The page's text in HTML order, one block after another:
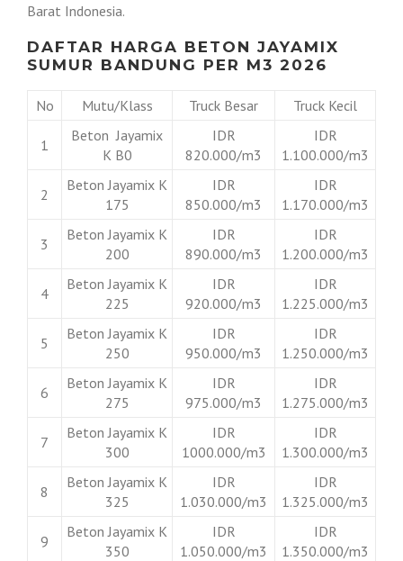
Barat Indonesia.
DAFTAR HARGA BETON JAYAMIX
SUMUR BANDUNG PER M3 2026
No Mutu/Klass Truck Besar Truck Kecil
1
Beton Jayamix
K B0
IDR
820.000/m3
IDR
1.100.000/m3
2
Beton Jayamix K
175
IDR
850.000/m3
IDR
1.170.000/m3
3
Beton Jayamix K
200
IDR
890.000/m3
IDR
1.200.000/m3
4
Beton Jayamix K
225
IDR
920.000/m3
IDR
1.225.000/m3
5
Beton Jayamix K
250
IDR
950.000/m3
IDR
1.250.000/m3
6
Beton Jayamix K
275
IDR
975.000/m3
IDR
1.275.000/m3
7
Beton Jayamix K
300
IDR
1000.000/m3
IDR
1.300.000/m3
8
Beton Jayamix K
325
IDR
1.030.000/m3
IDR
1.325.000/m3
9
Beton Jayamix K
350
IDR
1.050.000/m3
IDR
1.350.000/m3